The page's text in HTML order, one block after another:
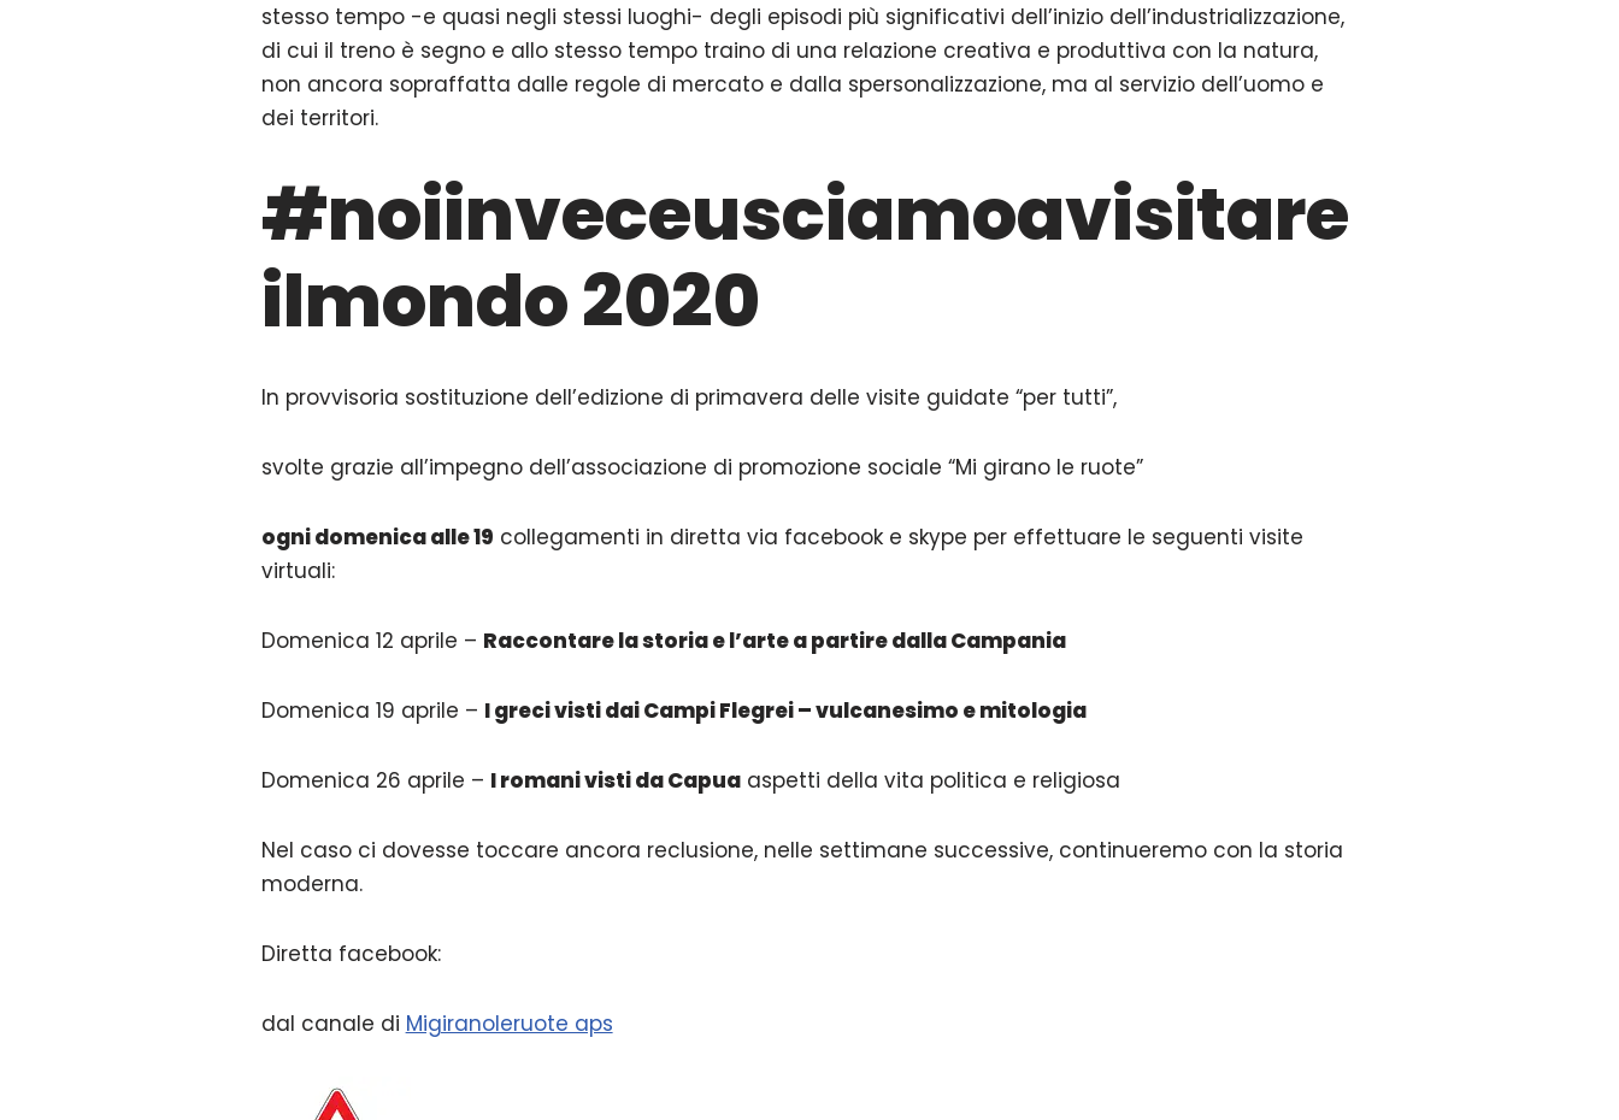
stesso tempo -e quasi negli stessi luoghi- degli episodi più significativi dell’inizio dell’industrializzazione,
di cui il treno è segno e allo stesso tempo traino di una relazione creativa e produttiva con la natura,
non ancora sopraffatta dalle regole di mercato e dalla spersonalizzazione, ma al servizio dell’uomo e
dei territori.
#noiinveceusciamoavisitare
ilmondo 2020
In provvisoria sostituzione dell’edizione di primavera delle visite guidate “per tutti”,
svolte grazie all’impegno dell’associazione di promozione sociale “Mi girano le ruote”
ogni domenica alle 19 collegamenti in diretta via facebook e skype per effettuare le seguenti visite
virtuali:
Domenica 12 aprile – Raccontare la storia e l’arte a partire dalla Campania
Domenica 19 aprile – I greci visti dai Campi Flegrei – vulcanesimo e mitologia
Domenica 26 aprile – I romani visti da Capuaaspetti della vita politica e religiosa
Nel caso ci dovesse toccare ancora reclusione, nelle settimane successive, continueremo con la storia
moderna.
Diretta facebook:
dal canale di Migiranoleruote aps